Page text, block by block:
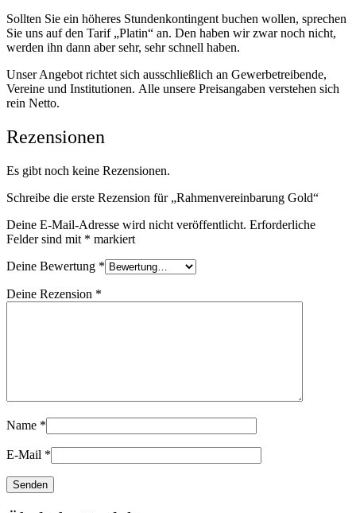
Sollten Sie ein höheres Stundenkontingent buchen wollen, sprechen
Sie uns auf den Tarif „Platin“ an. Den haben wir zwar noch nicht,
werden ihn dann aber sehr, sehr schnell haben.
Unser Angebot richtet sich ausschließlich an Gewerbetreibende,
Vereine und Institutionen. Alle unsere Preisangaben verstehen sich
rein Netto.
Rezensionen
Es gibt noch keine Rezensionen.
Schreibe die erste Rezension für „Rahmenvereinbarung Gold“
Deine E-Mail-Adresse wird nicht veröffentlicht. Erforderliche
Felder sind mit * markiert
Deine Bewertung *
Deine Rezension *
Name *
E-Mail *